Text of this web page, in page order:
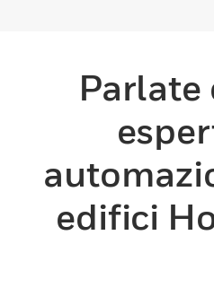
Parlate
edifici